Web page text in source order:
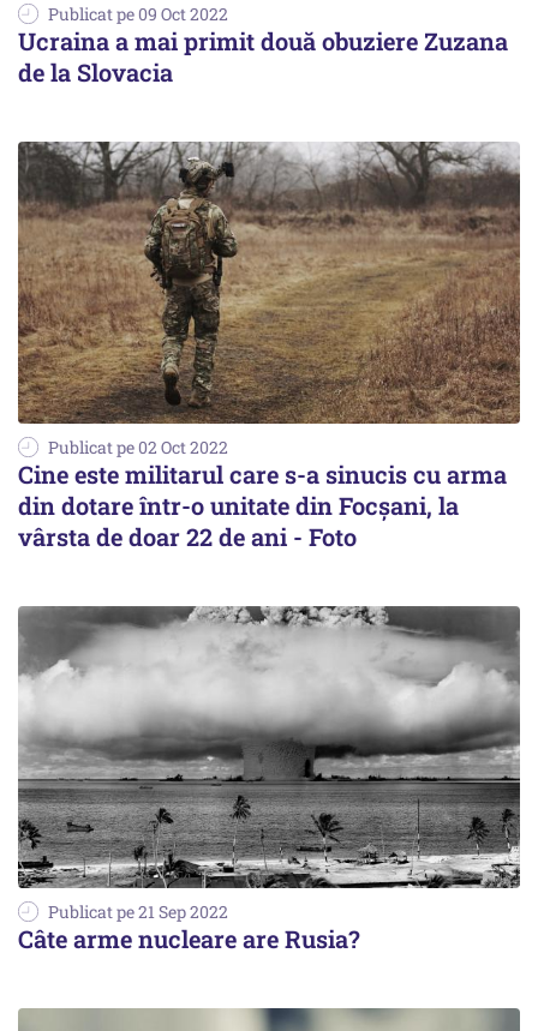
Publicat pe 09 Oct 2022
Ucraina a mai primit două obuziere Zuzana
de la Slovacia
Publicat pe 02 Oct 2022
Cine este militarul care s-a sinucis cu arma
din dotare într-o unitate din Focșani, la
vârsta de doar 22 de ani - Foto
Publicat pe 21 Sep 2022
Câte arme nucleare are Rusia?